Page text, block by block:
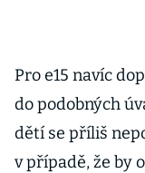
Pro e15 navíc
do podobných
dětí se příliš
v případě, že by